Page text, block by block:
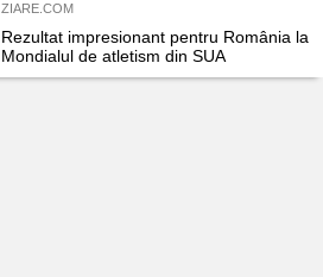
ZIARE.COM
Rezultat impresionant pentru România la
Mondialul de atletism din SUA